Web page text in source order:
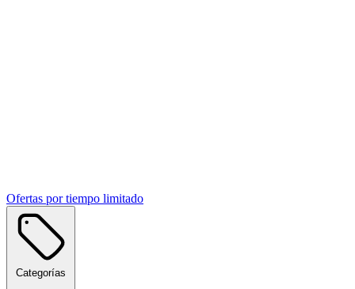
Ofertas por tiempo limitado
Categorías